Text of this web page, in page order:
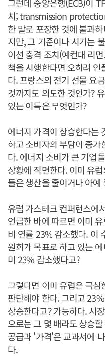
그런데 중앙은행(ECB)이
치; transmission
한 말로 포장한 것에 불과
지만, 그 기준이나 시기는
이션 충격 조치(예컨대 리
책을 시행한다면 오히려
다. 프랑스의 전기 선물 요
것까지도 의도한 것인가?
있는 이득은 무엇인가?
에너지 가격이 상승한다는
하고 소비자의 부담이 증가
다. 에너지 소비가 큰 기업
상황에 직면한다. 이미 유
들은 생산을 줄이거나 아예
유럽 가스테크 컨퍼런스에
언급한 바에 따르면 이미
비 연률 23% 감소했다. 이
원회가 목표로 하고 있는
미 23% 감소했다고?
그렇다면 이미 유럽은 극
판단해야 한다. 그리고
상승한다고? 가능하다. 시
으로는 그 몇 배라도 상승
공급과 '가격'은 교과서에
다.